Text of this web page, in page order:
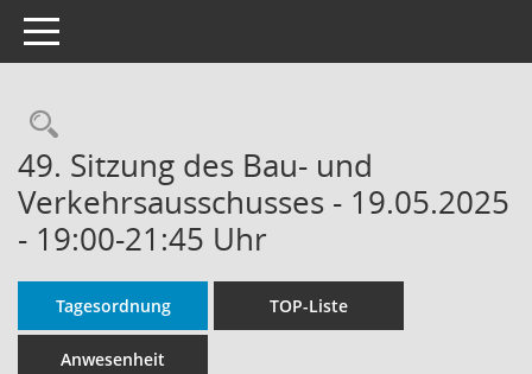
Toggle navigation
Rechercheauswahl
49. Sitzung des Bau- und
Verkehrsausschusses - 19.05.2025
- 19:00-21:45 Uhr
Tagesordnung TOP-Liste
Anwesenheit